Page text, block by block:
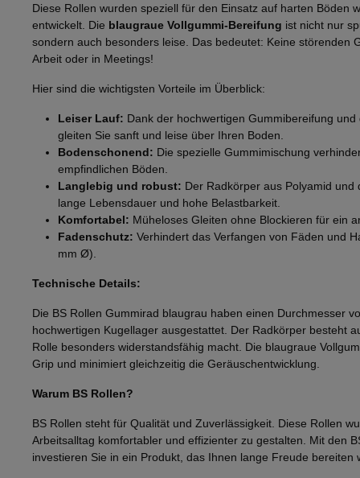
Diese Rollen wurden speziell für den Einsatz auf harten Böden
entwickelt. Die blaugraue Vollgummi-Bereifung ist nicht nur
sondern auch besonders leise. Das bedeutet: Keine störenden
Arbeit oder in Meetings!
Hier sind die wichtigsten Vorteile im Überblick:
Leiser Lauf: Dank der hochwertigen Gummibereifung
gleiten Sie sanft und leise über Ihren Boden.
Bodenschonend: Die spezielle Gummimischung
empfindlichen Böden.
Langlebig und robust: Der Radkörper aus Polyamid
lange Lebensdauer und hohe Belastbarkeit.
Komfortabel: Müheloses Gleiten ohne Blockieren für ein
Fadenschutz: Verhindert das Verfangen von Fäden und
mm Ø).
Technische Details:
Die BS Rollen Gummirad blaugrau haben einen Durchmesser
hochwertigen Kugellager ausgestattet. Der Radkörper besteht
Rolle besonders widerstandsfähig macht. Die blaugraue
Grip und minimiert gleichzeitig die Geräuschentwicklung.
Warum BS Rollen?
BS Rollen steht für Qualität und Zuverlässigkeit. Diese Rollen
Arbeitsalltag komfortabler und effizienter zu gestalten. Mit den
investieren Sie in ein Produkt, das Ihnen lange Freude bereiten